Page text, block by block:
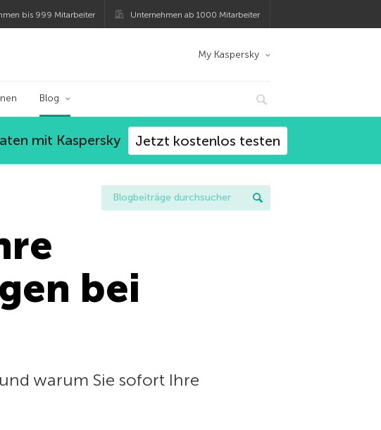
bis 999 Mitarbeiter Unternehmen ab 1000 Mitarbeiter
My Kaspersky
Blog
mit Kaspersky Jetzt kostenlos testen
bei
warum Sie sofort Ihre